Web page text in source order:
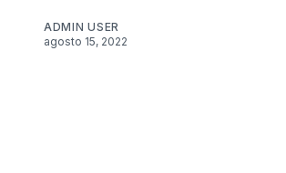
ADMIN USER
agosto 15, 2022